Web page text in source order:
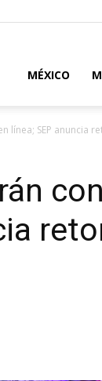
MÉXICO
línea; SEP anuncia